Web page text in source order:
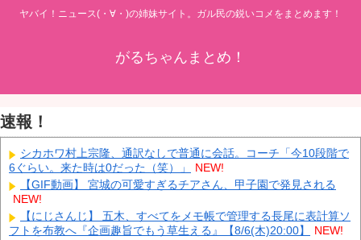
ヤバイ！ニュース(・∀・)の姉妹サイト。ガル民の鋭いコメをまとめます！
がるちゃんまとめ！
速報！
シカホワ村上宗隆、通訳なしで普通に会話。コーチ「今10段階で
6ぐらい。来た時は0だった（笑）」
NEW!
【GIF動画】 宮城の可愛すぎるチアさん、甲子園で発見される
NEW!
【にじさんじ】 五木、すべてをメモ帳で管理する長尾に表計算ソ
フトを布教へ『企画趣旨でもう草生える』【8/6(木)20:00】
NEW!